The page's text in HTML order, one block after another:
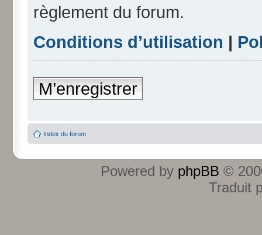
règlement du forum.
Conditions d’utilisation |
M’enregistrer
Index du forum
Powered by phpBB ©
Traduit